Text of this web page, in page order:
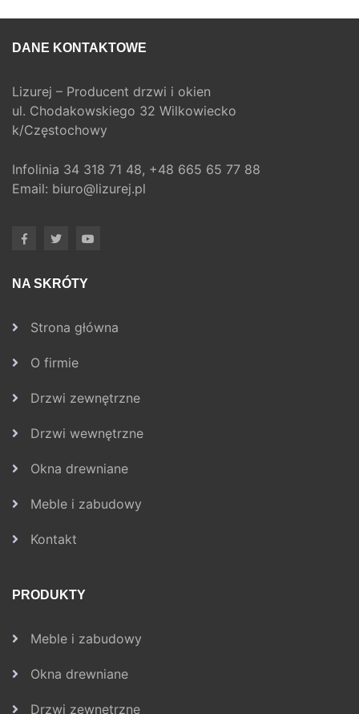
DANE KONTAKTOWE
Lizurej – Producent drzwi i okien
ul. Chodakowskiego 32 Wilkowiecko
k/Częstochowy
Infolinia 34 318 71 48, +48 665 65 77 88
Email: biuro@lizurej.pl
NA SKRÓTY
Strona główna
O firmie
Drzwi zewnętrzne
Drzwi wewnętrzne
Okna drewniane
Meble i zabudowy
Kontakt
PRODUKTY
Meble i zabudowy
Okna drewniane
Drzwi zewnętrzne